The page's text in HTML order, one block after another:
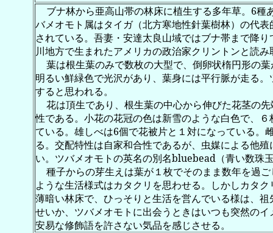
ブナ林から亜高山帯の林床に植生する多年草。 6種
バメオモト属はタイガ（北方寒地性針葉樹林）の代
されている。吾妻・安達太良山域ではブナ帯まで降
川地方で生まれたアメリカの政治家クリントンと読
葉は根生葉のみで数枚の大型で、倒卵状楕円形の
明るい鮮緑色で光沢があり、葉身には平行脈が走る
すると思われる。
花は頂生であり、根生葉の中心から伸びた花茎の
性である。小花の花冠の色は新雪のような白色で、
ている。雄しべは6個で花被片と１対になっている。
る。交配特性は自家和合性であるが、虫媒による他
い。ツバメオモトの英名の別名bluebead（青い数珠
種子からの芽生えは葉が１枚でそのまま数年を過
ような生活様式はカタクリを思わせる。しかしカタ
薄暗い林床で、ひっそりと生活を営んでいる様は、
せいか、ツバメオモトに出会うときはいつも突然の
安易な修飾語を許さない気品を感じさせる。